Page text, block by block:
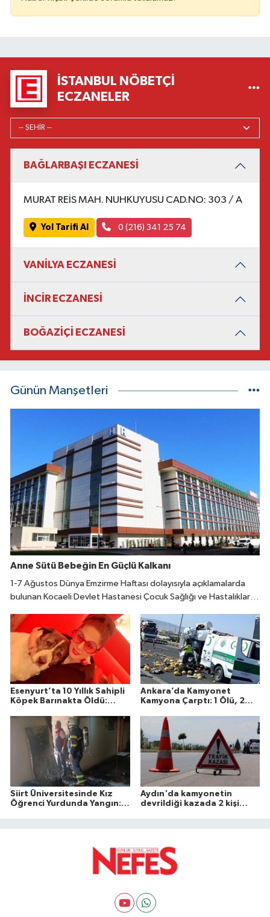
İSTANBUL NÖBETÇI
ECZANELER
BAĞLARBAŞI ECZANESİ
MURAT REİS MAH. NUHKUYUSU CAD.NO: 303 / A
Yol Tarifi Al 0 (216) 341 25 74
VANİLYA ECZANESİ
İNCİR ECZANESİ
BOĞAZİÇİ ECZANESİ
Günün Manşetleri
Anne Sütü Bebeğin En Güçlü Kalkanı
1-7 Ağustos Dünya Emzirme Haftası dolayısıyla açıklamalarda
bulunan Kocaeli Devlet Hastanesi Çocuk Sağlığı ve Hastalıkları
içinde emzirmeye başlanmasının büyük önem taşıdığını belirtti.
Esenyurt’ta 10 Yıllık Sahipli
Köpek Barınakta Öldü:
Soruşturma Talebi
Ankara’da Kamyonet
Kamyona Çarptı: 1 Ölü, 2
Siirt Üniversitesinde Kız
Öğrenci Yurdunda Yangın: 1
Aydın'da kamyonetin
devrildiği kazada 2 kişi